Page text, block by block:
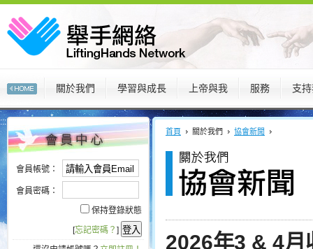
關於我們 學習與成長 上帝與我 服務 支
:::
會員帳號：
會員密碼：
保持登錄狀態
[忘記密碼？ ]
:::
首頁 關於我們 協會新聞
2026年3 & 4月